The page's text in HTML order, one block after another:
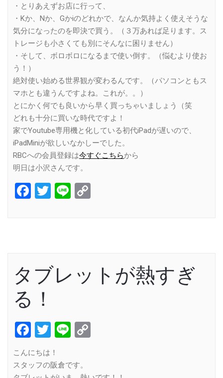
・とりあえずお店に行って、
・Kか、Nか、Gかiのどれかで、なんか気持よく使えそうな
気分になったのを即決で買う。（３万あれば足ります。ス
トレージも小さくても別にそんなに困りません）
・そして、ボロボロになるまで使い倒す。（悩むより使お
う！）
絶対使い始める世界観が変わるんです。（パソコンともス
マホとも違うんですよね。これが。。）
とにかく何でも良いから早く買っちゃいましょう（笑
どれも十分に買いな時代ですよ！
家でYoutube専用機と化している初代iPadが遅いので、
iPadMiniが欲しいなかしーでした。
RBCへの会員登録は今すぐこちらから
明日は小沢さんです。
Facebook
Twitter
Line
タブレットが熱すぎ
る！
Facebook
Twitter
Line
こんにちは！
スタッフの阪倉です。